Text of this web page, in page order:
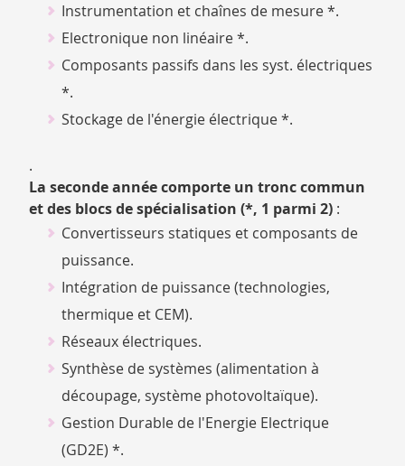
Instrumentation et chaînes de mesure *.
Electronique non linéaire *.
Composants passifs dans les syst. électriques
*.
Stockage de l'énergie électrique *.
.
La seconde année comporte un tronc commun
et des blocs de spécialisation (*, 1 parmi 2) :
Convertisseurs statiques et composants de
puissance.
Intégration de puissance (technologies,
thermique et CEM).
Réseaux électriques.
Synthèse de systèmes (alimentation à
découpage, système photovoltaïque).
Gestion Durable de l'Energie Electrique
(GD2E) *.